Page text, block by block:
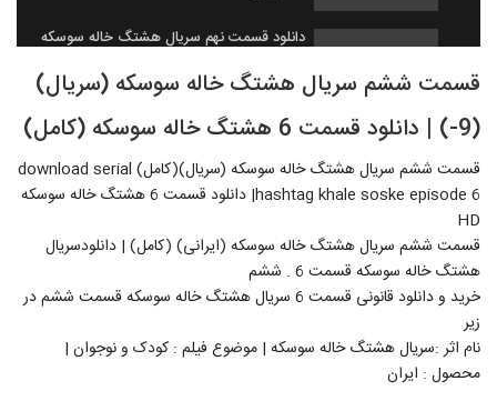
دانلود قسمت نهم سریال هشتگ خاله سوسکه
سوسکه HD
۱,۰۵۵ بازدید
دانلود قسمت دهم سريال هشتگ خاله سوسکه
با کیفیت 4K Ultra HD
۶۹۱ بازدید
6 خاله سوسکه (HD)
۶۷۷ بازدید
قسمت ششم سریال هشتگ خاله سوسکه (سریال)
(9-) | دانلود قسمت 6 هشتگ خاله سوسکه (کامل)
قسمت ششم سریال هشتگ خاله سوسکه (سریال)(کامل) download serial
hashtag khale soske episode 6| دانلود قسمت 6 هشتگ خاله سوسکه
HD
قسمت ششم سریال هشتگ خاله سوسکه (ایرانی) (کامل) | دانلودسریال
هشتگ خاله سوسکه قسمت 6 . ششم
خرید و دانلود قانونی قسمت 6 سریال هشتگ خاله سوسکه قسمت ششم در
زیر
نام اثر :سریال هشتگ خاله سوسکه | موضوع فیلم : کودک و نوجوان |
محصول : ایران